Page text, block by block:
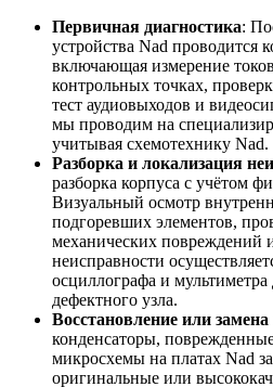
Первичная диагностика:
устройства Nad проводится
включающая измерение
контрольных точках,
тест аудиовыходов и
мы проводим на
учитывая схемотехнику Nad.
Разборка и локализация
разборка корпуса с учётом
Визуальный осмотр
подгоревших элементов,
механических повреждений
неисправности
осциллографа и
дефектного узла.
Восстановление или
конденсаторы,
микросхемы на платах Nad
оригинальные или